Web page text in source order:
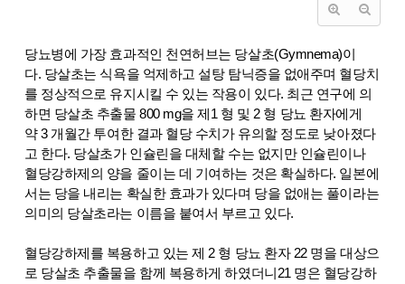
당뇨병에 가장 효과적인 천연허브는 당살초(Gymnema)이
다. 당살초는 식욕을 억제하고 설탕 탐닉증을 없애주며 혈당치
를 정상적으로 유지시킬 수 있는 작용이 있다. 최근 연구에 의
하면 당살초 추출물 800 mg을 제1 형 및 2 형 당뇨 환자에게
약 3 개월간 투여한 결과 혈당 수치가 유의할 정도로 낮아졌다
고 한다. 당살초가 인슐린을 대체할 수는 없지만 인슐린이나
혈당강하제의 양을 줄이는 데 기여하는 것은 확실하다. 일본에
서는 당을 내리는 확실한 효과가 있다며 당을 없애는 풀이라는
의미의 당살초라는 이름을 붙여서 부르고 있다.
혈당강하제를 복용하고 있는 제 2 형 당뇨 환자 22 명을 대상으
로 당살초 추출물을 함께 복용하게 하였더니21 명은 혈당강하